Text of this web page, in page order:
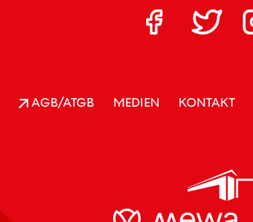
AGB/ATGB MEDIEN KONTAKT